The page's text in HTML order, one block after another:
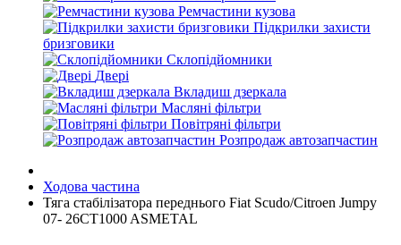
Ремчастини кузова
Підкрилки захисти
бризговики
Склопідйомники
Двері
Вкладиш дзеркала
Масляні фільтри
Повітряні фільтри
Розпродаж автозапчастин
Ходова частина
Тяга стабілізатора переднього Fiat Scudo/Citroen Jumpy
07- 26CT1000 ASMETAL